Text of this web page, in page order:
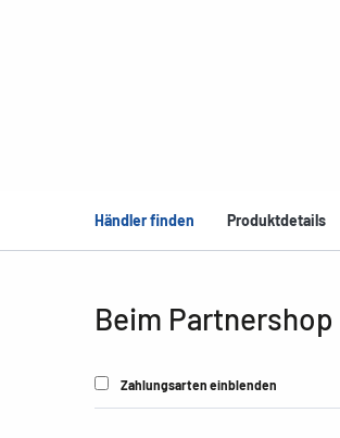
Händler finden Produktdetails
Beim
Zahlungsarten einblenden